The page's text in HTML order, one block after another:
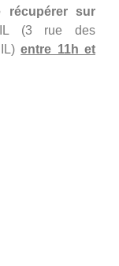
récupérer sur
(3 rue des
entre 11h et